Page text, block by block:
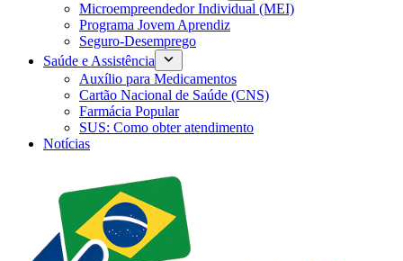
Microempreendedor Individual (MEI)
Programa Jovem Aprendiz
Seguro-Desemprego
Saúde e Assistência
Auxílio para Medicamentos
Cartão Nacional de Saúde (CNS)
Farmácia Popular
SUS: Como obter atendimento
Notícias